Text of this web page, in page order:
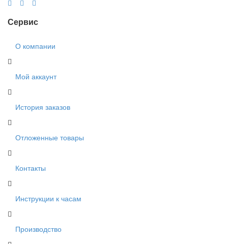
Сервис
О компании
Мой аккаунт
История заказов
Отложенные товары
Контакты
Инструкции к часам
Производство